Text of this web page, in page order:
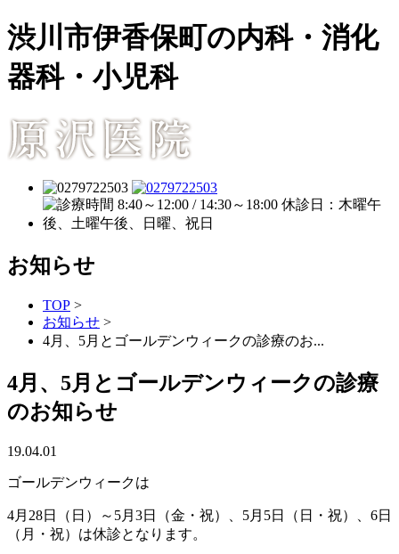
渋川市伊香保町の内科・消化
器科・小児科
お知らせ
TOP >
お知らせ >
4月、5月とゴールデンウィークの診療のお...
4月、5月とゴールデンウィークの診療
のお知らせ
19.04.01
ゴールデンウィークは
4月28日（日）～5月3日（金・祝）、5月5日（日・祝）、6日
（月・祝）は休診となります。